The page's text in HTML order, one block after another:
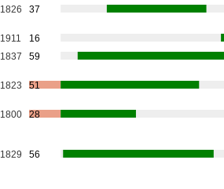
1826 37
1911
16
1837 59
1823 51
1800 28
1829 56